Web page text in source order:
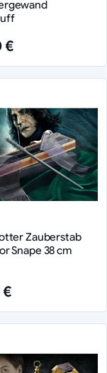
€
Zauberstab
Snape 38 cm
€